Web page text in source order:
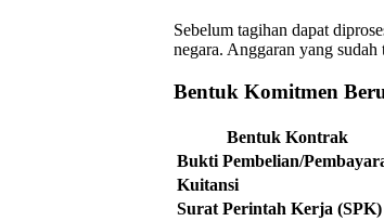
Sebelum tagihan dapat
negara. Anggaran yang
Bentuk Komitmen
Bentuk Kontrak
Bukti Pembelian/
Kuitansi
Surat Perintah Kerja (SPK)